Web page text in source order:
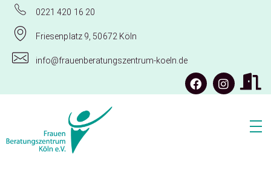
0221 420 16 20
Friesenplatz 9, 50672 Köln
info@frauenberatungszentrum-koeln.de